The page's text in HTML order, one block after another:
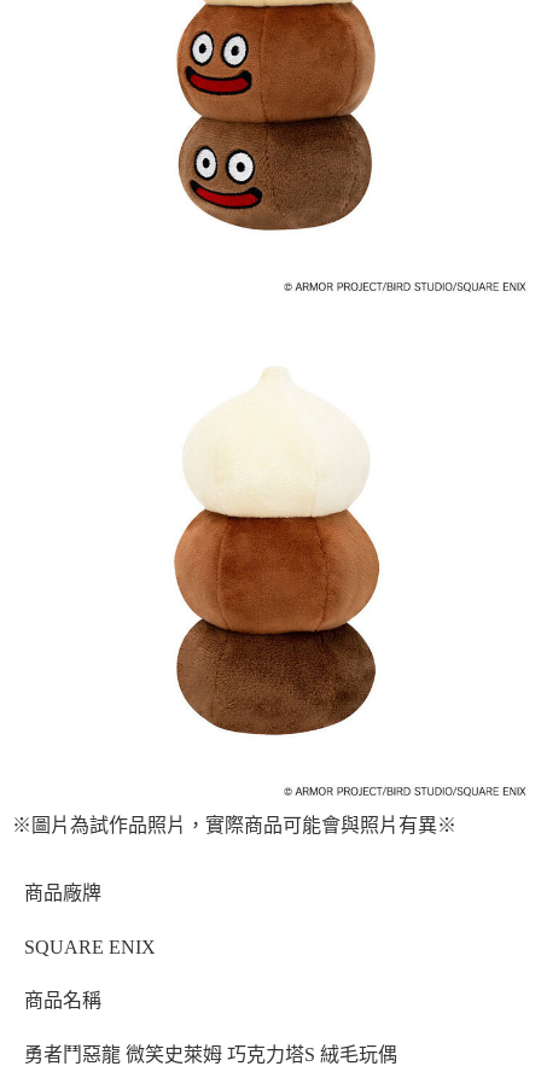
※圖片為試作品照片，實際商品可能會與照片有異※
商品廠牌
SQUARE ENIX
商品名稱
勇者鬥惡龍 微笑史萊姆 巧克力塔S 絨毛玩偶